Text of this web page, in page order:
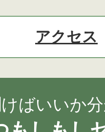
アクセス
ばいいか